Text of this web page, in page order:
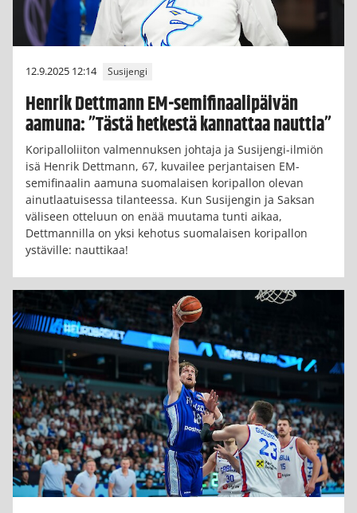
12.9.2025 12:14 Susijengi
Henrik Dettmann EM-semifinaalipäivän
aamuna: ”Tästä hetkestä kannattaa nauttia”
Koripalloliiton valmennuksen johtaja ja Susijengi-ilmiön
isä Henrik Dettmann, 67, kuvailee perjantaisen EM-
semifinaalin aamuna suomalaisen koripallon olevan
ainutlaatuisessa tilanteessa. Kun Susijengin ja Saksan
väliseen otteluun on enää muutama tunti aikaa,
Dettmannilla on yksi kehotus suomalaisen koripallon
ystäville: nauttikaa!